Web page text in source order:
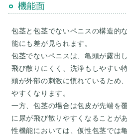
機能面
包茎と包茎でないペニスの構造的
能にも差が見られます。
包茎でないペニスは、亀頭が露出
飛び散りにくく、洗浄もしやすい
頭が外部の刺激に慣れているため
やすくなります。
一方、包茎の場合は包皮が先端を
に尿が飛び散りやすくなることが
性機能においては、仮性包茎では